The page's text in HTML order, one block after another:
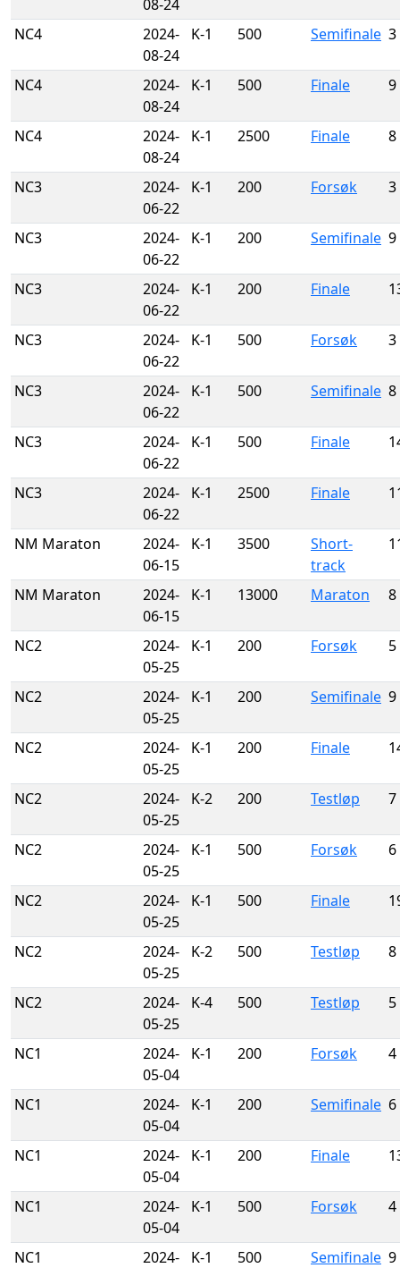
08-24
NC4
2024-
08-24
K-1 500 Semifinale 3
NC4
2024-
08-24
K-1 500 Finale 9
NC4
2024-
08-24
K-1 2500 Finale 8
NC3
2024-
06-22
K-1 200 Forsøk 3
NC3
2024-
06-22
K-1 200 Semifinale 9
NC3
2024-
06-22
K-1 200 Finale
NC3
2024-
06-22
K-1 500 Forsøk 3
NC3
2024-
06-22
K-1 500 Semifinale 8
NC3
2024-
06-22
K-1 500 Finale
NC3
2024-
06-22
K-1 2500 Finale
NM Maraton
2024-
06-15
K-1 3500
Short-
track
NM Maraton
2024-
06-15
K-1 13000 Maraton 8
NC2
2024-
05-25
K-1 200 Forsøk 5
NC2
2024-
05-25
K-1 200 Semifinale 9
NC2
2024-
05-25
K-1 200 Finale
NC2
2024-
05-25
K-2 200 Testløp 7
NC2
2024-
05-25
K-1 500 Forsøk 6
NC2
2024-
05-25
K-1 500 Finale
NC2
2024-
05-25
K-2 500 Testløp 8
NC2
2024-
05-25
K-4 500 Testløp 5
NC1
2024-
05-04
K-1 200 Forsøk 4
NC1
2024-
05-04
K-1 200 Semifinale 6
NC1
2024-
05-04
K-1 200 Finale
NC1
2024-
05-04
K-1 500 Forsøk 4
NC1
2024-
K-1 500 Semifinale 9